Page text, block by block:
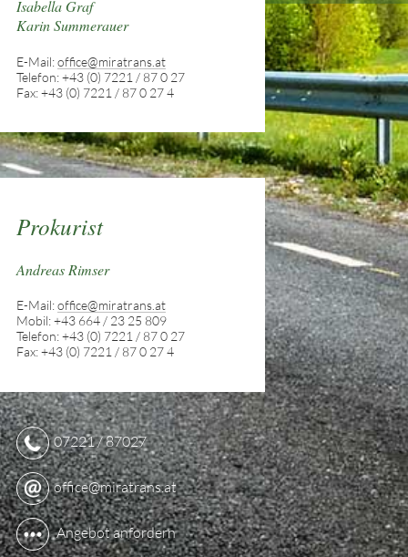
Isabella Graf
Karin Summerauer
E-Mail:office@miratrans.at
Telefon: +43 (0) 7221 / 87 0 27
Fax: +43 (0) 7221 / 87 0 27 4
Prokurist
Andreas Rimser
E-Mail:office@miratrans.at
Mobil: +43 664 / 23 25 809
Telefon: +43 (0) 7221 / 87 0 27
Fax: +43 (0) 7221 / 87 0 27 4
07221 / 87027
office@miratrans.at
Angebot anfordern